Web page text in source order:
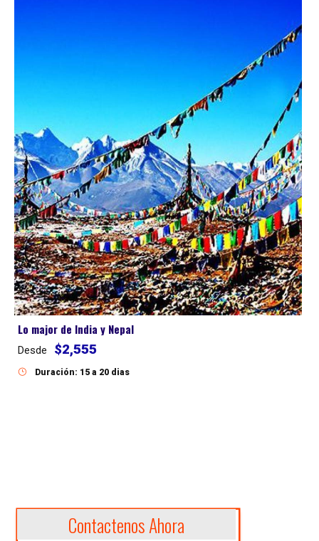
Lo major de India y Nepal
Desde $2,555
Duración: 15 a 20 dias
Contactenos Ahora